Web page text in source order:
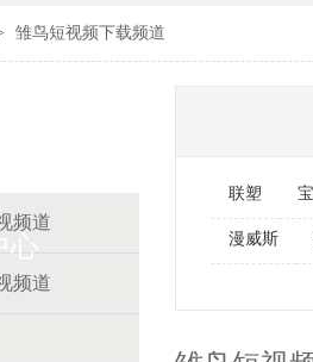
雏鸟短视频下载频道
心
频道
频道
联塑
漫威斯